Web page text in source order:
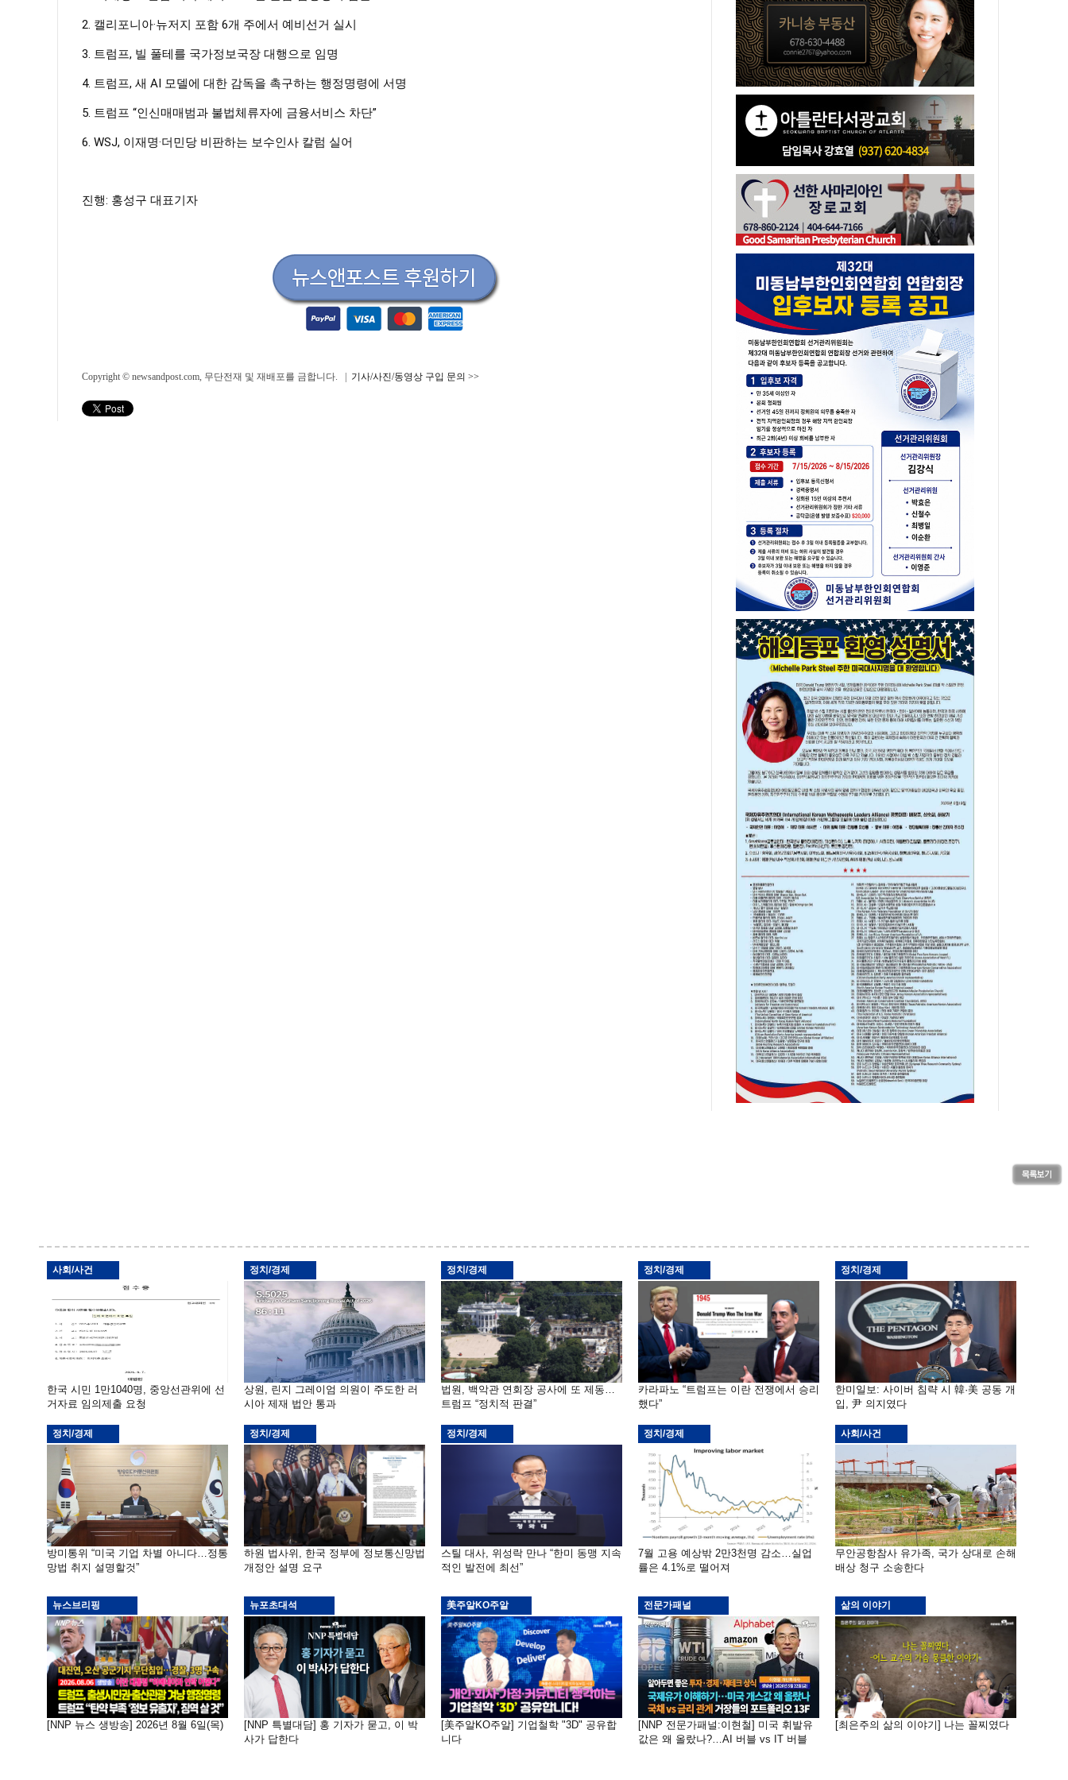
2. 캘리포니아·뉴저지 포함 6개 주에서 예비선거 실시
3. 트럼프, 빌 풀테를 국가정보국장 대행으로 임명
4. 트럼프, 새 AI 모델에 대한 감독을 촉구하는 행정명령에 서명
5. 트럼프 “인신매매범과 불법체류자에 금융서비스 차단”
6. WSJ, 이재명·더민당 비판하는 보수인사 칼럼 실어
진행: 홍성구 대표기자
Copyright © newsandpost.com, 무단전재 및 재배포를 금합니다. | 기사/사진/동영상 구입 문의 >>
사회/사건
한국 시민 1만1040명, 중앙선관위에 선
거자료 임의제출 요청
정치/경제
상원, 린지 그레이엄 의원이 주도한 러
시아 제재 법안 통과
정치/경제
법원, 백악관 연회장 공사에 또 제동…
트럼프 “정치적 판결”
정치/경제
카라파노 “트럼프는 이란 전쟁에서 승리
했다”
정치/경제
한미일보: 사이버 침략 시 韓·美 공동 개
입, 尹 의지였다
정치/경제
방미통위 “미국 기업 차별 아니다…정통
망법 취지 설명할것”
정치/경제
하원 법사위, 한국 정부에 정보통신망법
개정안 설명 요구
정치/경제
스틸 대사, 위성락 만나 “한미 동맹 지속
적인 발전에 최선”
정치/경제
7월 고용 예상밖 2만3천명 감소…실업
률은 4.1%로 떨어져
사회/사건
무안공항참사 유가족, 국가 상대로 손해
배상 청구 소송한다
뉴스브리핑
[NNP 뉴스 생방송] 2026년 8월 6일(목)
뉴포초대석
[NNP 특별대담] 홍 기자가 묻고, 이 박
사가 답한다
美주알KO주알
[美주알KO주알] 기업철학 "3D" 공유합
니다
전문가패널
[NNP 전문가패널:이현철] 미국 휘발유
값은 왜 올랐나?…AI 버블 vs IT 버블
삶의 이야기
[최은주의 삶의 이야기] 나는 꼴찌였다